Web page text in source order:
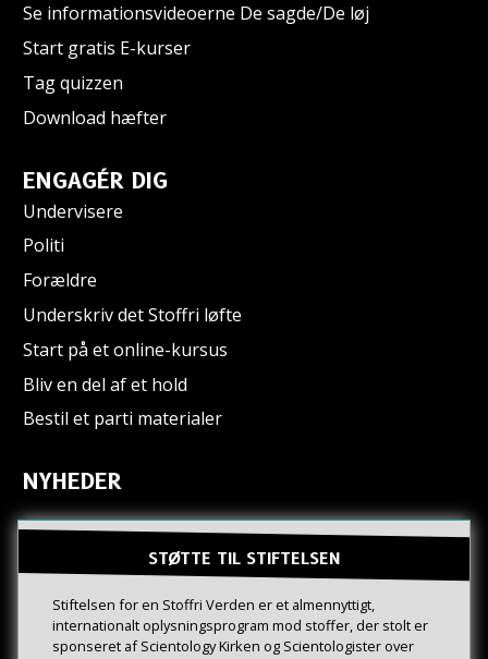
Se informationsvideoerne De sagde/De løj
Start gratis E-kurser
Tag quizzen
Download hæfter
ENGAGÉR DIG
Undervisere
Politi
Forældre
Underskriv det Stoffri løfte
Start på et online-kursus
Bliv en del af et hold
Bestil et parti materialer
NYHEDER
STØTTE TIL STIFTELSEN
Stiftelsen for en Stoffri Verden er et almennyttigt,
internationalt oplysningsprogram mod stoffer, der stolt er
sponseret af Scientology Kirken og Scientologister over